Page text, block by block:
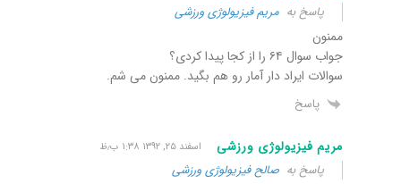
پاسخ به مریم فیزیولوژی ورزشی
ممنون
جواب سوال ۶۴ را از کجا پیدا کردی؟
سوالات ایراد دار آمار رو هم بگید. ممنون می شم.
پاسخ
مریم فیزیولوژی ورزشی اسفند ۲۵, ۱۳۹۲ ۱:۳۸ ب٫ظ
پاسخ به صالح فیزیولوژی ورزشی